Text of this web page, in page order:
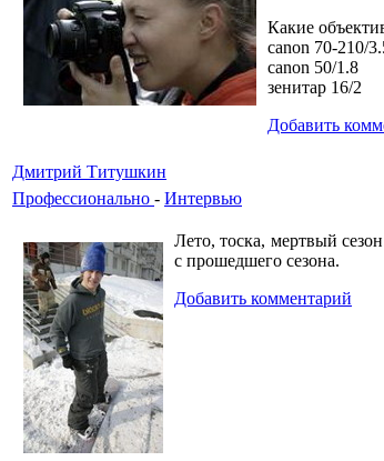
Какие
canon 70-210/
canon 50/1.8
зенитар 16/2
Добавить
Дмитрий Титушкин
Профессионально - Интервью
Лето, тоска, мертвый
с прошедшего сезона.
Добавить комментарий